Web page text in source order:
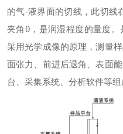
的气-液界面的切线，此切线
夹角θ，是润湿程度的量度。
采用光学成像的原理，测量
面张力、前进后退角、表面
台、采集系统、分析软件等组